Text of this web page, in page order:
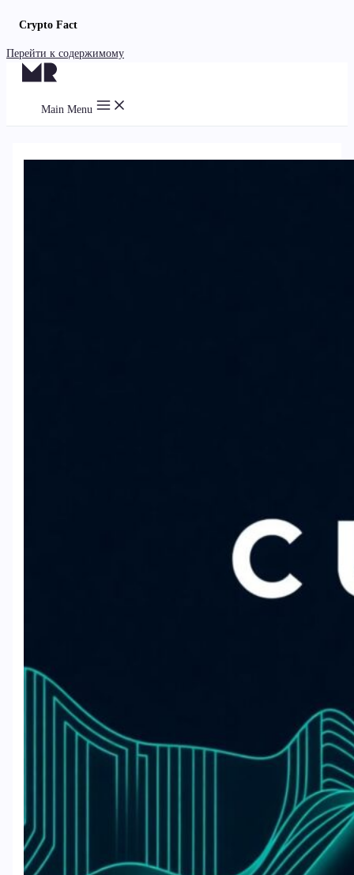
Crypto Fact
Перейти к содержимому
Main Menu